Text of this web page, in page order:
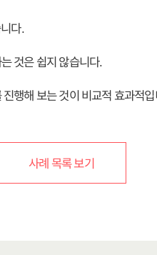
다.
것은 쉽지 않습니다.
행해 보는 것이 비교적 효과적
사례 목록 보기